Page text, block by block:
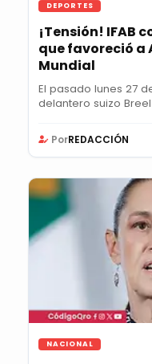
DEPORTES
¡Tensión! IFAB
que favoreció a
Mundial
El pasado lunes 27
delantero suizo
PorREDACCIÓN
NACIONAL